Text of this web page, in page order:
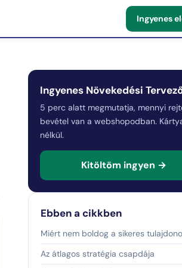
Ingyenes
Ingyenes Növekedési
5 perc alatt megmutatja, mennyi
bevétel van a webshopodban.
nélkül.
Kitöltöm ingyen →
Ebben a cikkben
Miért nem boldog a sikeres
Az átlagos stratégia csapdája